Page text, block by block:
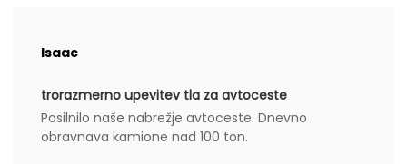
Isaac
trorazmerno upevitev tla za avtoceste
Posilnilo naše nabrežje avtoceste. Dnevno
obravnava kamione nad 100 ton.